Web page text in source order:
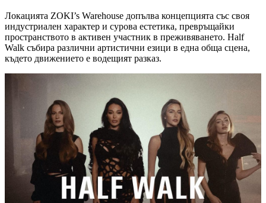
Локацията ZOKI’s Warehouse допълва концепцията със своя
индустриален характер и сурова естетика, превръщайки
пространството в активен участник в преживяването. Half
Walk събира различни артистични езици в една обща сцена,
където движението е водещият разказ.